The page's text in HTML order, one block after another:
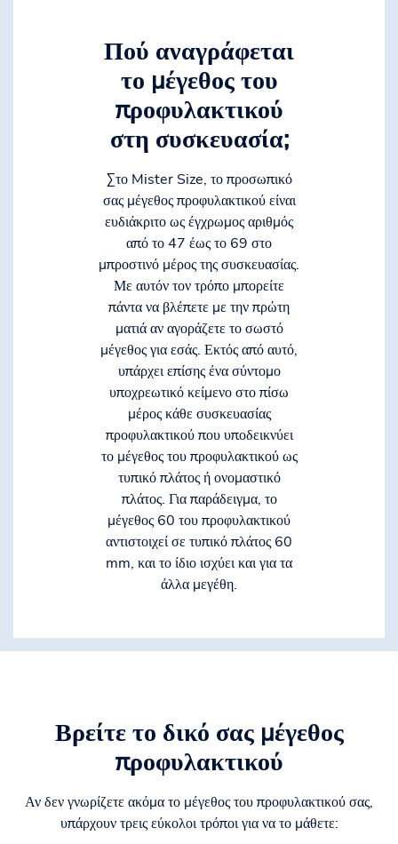
Πού αναγράφεται
το μέγεθος του
προφυλακτικού
στη συσκευασία;
Στο Mister Size, το προσωπικό
σας μέγεθος προφυλακτικού είναι
ευδιάκριτο ως έγχρωμος αριθμός
από το 47 έως το 69 στο
μπροστινό μέρος της συσκευασίας.
Με αυτόν τον τρόπο μπορείτε
πάντα να βλέπετε με την πρώτη
ματιά αν αγοράζετε το σωστό
μέγεθος για εσάς. Εκτός από αυτό,
υπάρχει επίσης ένα σύντομο
υποχρεωτικό κείμενο στο πίσω
μέρος κάθε συσκευασίας
προφυλακτικού που υποδεικνύει
το μέγεθος του προφυλακτικού ως
τυπικό πλάτος ή ονομαστικό
πλάτος. Για παράδειγμα, το
μέγεθος 60 του προφυλακτικού
αντιστοιχεί σε τυπικό πλάτος 60
mm, και το ίδιο ισχύει και για τα
άλλα μεγέθη.
Βρείτε το δικό σας μέγεθος
προφυλακτικού
Αν δεν γνωρίζετε ακόμα το μέγεθος του προφυλακτικού σας,
υπάρχουν τρεις εύκολοι τρόποι για να το μάθετε: